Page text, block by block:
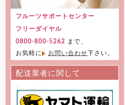
フルーツサポートセンター
フリーダイヤル
0800-800-5262
まで、
お気軽に
お問い合わせ下さい。
配送業者に関して